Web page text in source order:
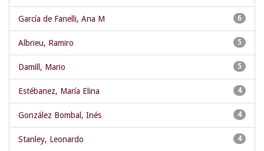
6
García de Fanelli, Ana M
5
Albrieu, Ramiro
5
Damill, Mario
4
Estébanez, María Elina
4
González Bombal, Inés
4
Stanley, Leonardo